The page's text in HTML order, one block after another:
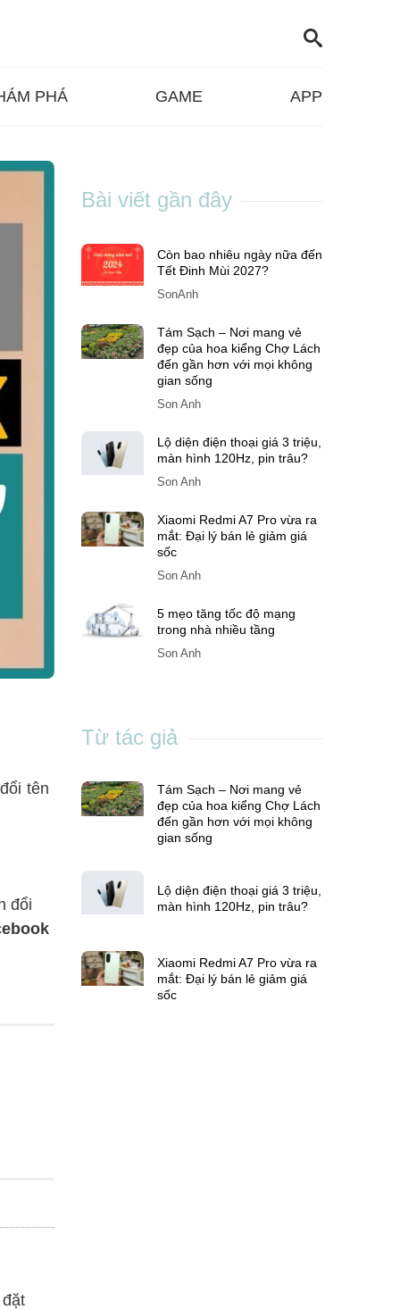
PHÁ GAME APP
tên
đổi
Bài viết gần đây
Còn bao nhiêu ngày nữa đến
Tết Đinh Mùi 2027?
SonAnh
Tám Sạch – Nơi mang vẻ
đẹp của hoa kiểng Chợ Lách
đến gần hơn với mọi không
gian sống
Son Anh
Lộ diện điện thoại giá 3 triệu,
màn hình 120Hz, pin trâu?
Son Anh
Xiaomi Redmi A7 Pro vừa ra
mắt: Đại lý bán lẻ giảm giá
sốc
Son Anh
5 mẹo tăng tốc độ mạng
trong nhà nhiều tầng
Son Anh
Từ tác giả
Tám Sạch – Nơi mang vẻ
đẹp của hoa kiểng Chợ Lách
đến gần hơn với mọi không
gian sống
Lộ diện điện thoại giá 3 triệu,
màn hình 120Hz, pin trâu?
Xiaomi Redmi A7 Pro vừa ra
mắt: Đại lý bán lẻ giảm giá
sốc